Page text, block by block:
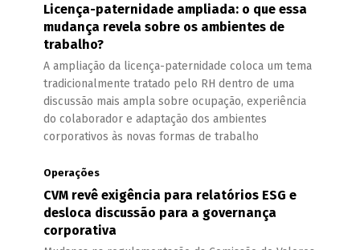
Licença-paternidade ampliada: o que essa
mudança revela sobre os ambientes de
trabalho?
A ampliação da licença-paternidade coloca um tema
tradicionalmente tratado pelo RH dentro de uma
discussão mais ampla sobre ocupação, experiência
do colaborador e adaptação dos ambientes
corporativos às novas formas de trabalho
Operações
CVM revê exigência para relatórios ESG e
desloca discussão para a governança
corporativa